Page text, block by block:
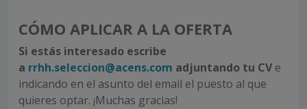
CÓMO APLICAR A LA OFERTA
Si estás interesado escribe
a rrhh.seleccion@acens.com adjuntando tu CV e
indicando en el asunto del email el puesto al que
quieres optar. ¡Muchas gracias!